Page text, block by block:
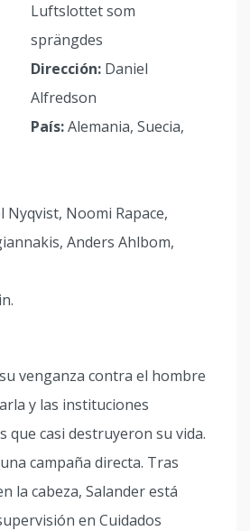
Luftslottet som
sprängdes
Dirección: Daniel
Alfredson
País:Alemania, Suecia,
Nyqvist, Noomi Rapace,
Anders Ahlbom,
venganza contra el hombre
y las instituciones
que casi destruyeron su vida.
campaña directa. Tras
la cabeza, Salander está
en Cuidados